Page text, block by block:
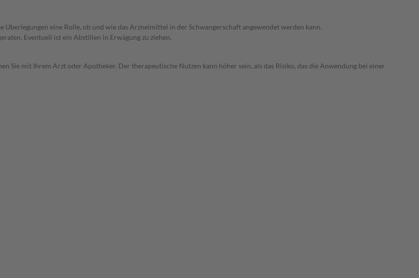
Überlegungen eine Rolle, ob und wie das Arzneimittel in der Schwangerschaft angewendet werden kann.
Eventuell ist ein Abstillen in Erwägung zu ziehen.
Sie mit Ihrem Arzt oder Apotheker. Der therapeutische Nutzen kann höher sein, als das Risiko, das die Anwendung bei einer